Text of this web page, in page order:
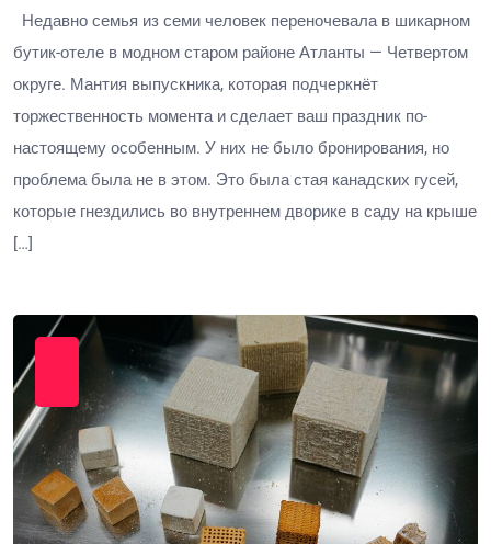
Недавно семья из семи человек переночевала в шикарном
бутик-отеле в модном старом районе Атланты — Четвертом
округе. Мантия выпускника, которая подчеркнёт
торжественность момента и сделает ваш праздник по-
настоящему особенным. У них не было бронирования, но
проблема была не в этом. Это была стая канадских гусей,
которые гнездились во внутреннем дворике в саду на крыше
[…]